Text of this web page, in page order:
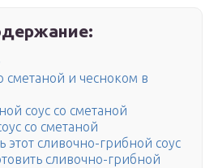
и чесноком в
соус со сметаной
со сметаной
этот сливочно-грибной соус
сливочно-грибной